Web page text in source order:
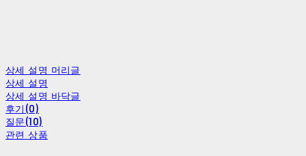
상세 설명 머리글
상세 설명
상세 설명 바닥글
후기(0)
질문(10)
관련 상품